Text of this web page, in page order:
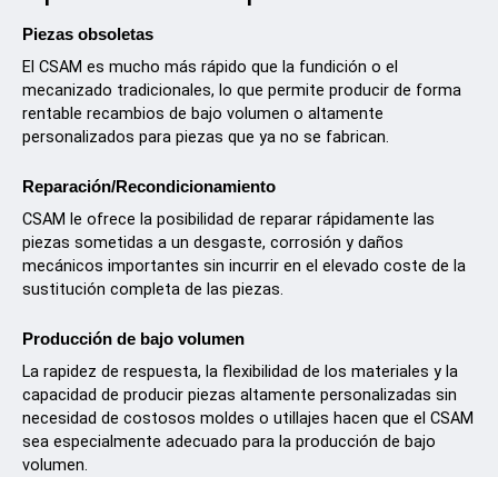
Preguntas frecuentes
Póngase en contacto
Consultas
Atención al cliente
Síguenos
X Facebook LinkedIn YouTube
Piezas obsoletas
El CSAM es mucho más rápido que la fundición o el
mecanizado tradicionales, lo que permite producir de forma
rentable recambios de bajo volumen o altamente
personalizados para piezas que ya no se fabrican.
Reparación/Recondicionamiento
CSAM le ofrece la posibilidad de reparar rápidamente las
piezas sometidas a un desgaste, corrosión y daños
mecánicos importantes sin incurrir en el elevado coste de la
sustitución completa de las piezas.
Producción de bajo volumen
La rapidez de respuesta, la flexibilidad de los materiales y la
capacidad de producir piezas altamente personalizadas sin
necesidad de costosos moldes o utillajes hacen que el CSAM
sea especialmente adecuado para la producción de bajo
volumen.